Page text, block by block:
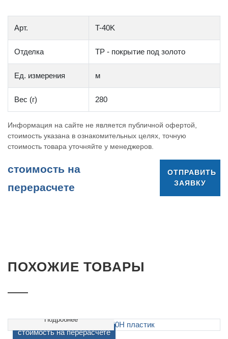
Арт. T-40K
Отделка TP - покрытие под золото
Ед. измерения м
Вес (г) 280
Информация на сайте не является публичной офертой,
стоимость указана в ознакомительных целях, точную
стоимость товара уточняйте у менеджеров.
cтоимость на
перерасчете
ОТПРАВИТЬ
ЗАЯВКУ
ПОХОЖИЕ ТОВАРЫ
cтоимость на перерасчете
Подробнее